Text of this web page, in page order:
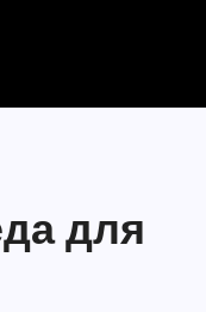
для